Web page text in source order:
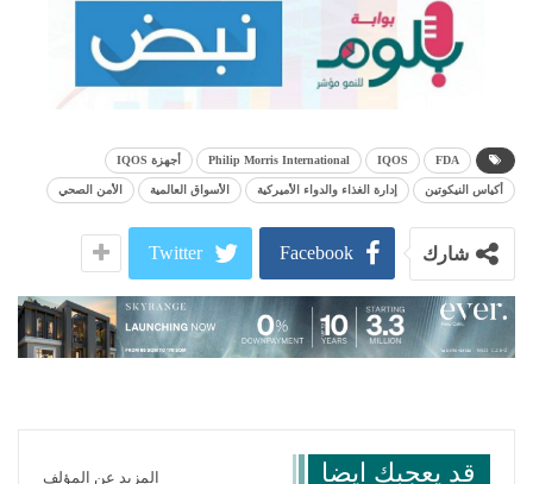
FDA
IQOS
Philip Morris International أجهزة IQOS
أكياس النيكوتين إدارة الغذاء والدواء الأميركية الأسواق العالمية الأمن الصحي
شارك Facebook
Twitter
قد يعجبك ايضا المزيد عن المؤلف